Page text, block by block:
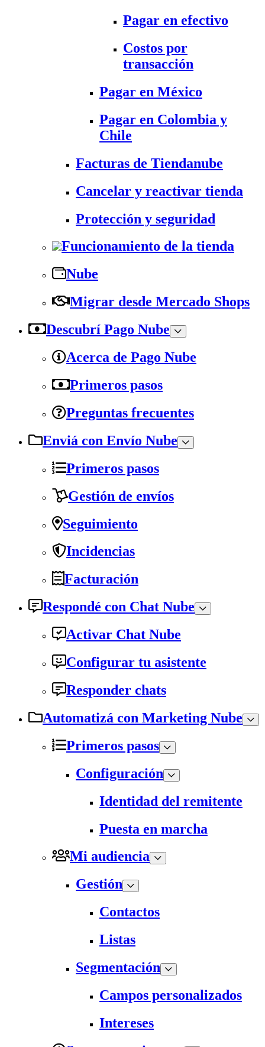
Pagar en efectivo
Costos por
transacción
Pagar en México
Pagar en Colombia y
Chile
Facturas de Tiendanube
Cancelar y reactivar tienda
Protección y seguridad
Funcionamiento de la tienda
Nube
Migrar desde Mercado Shops
Descubrí Pago Nube
Acerca de Pago Nube
Primeros pasos
Preguntas frecuentes
Enviá con Envío Nube
Primeros pasos
Gestión de envíos
Seguimiento
Incidencias
Facturación
Respondé con Chat Nube
Activar Chat Nube
Configurar tu asistente
Responder chats
Automatizá con Marketing Nube
Primeros pasos
Configuración
Identidad del remitente
Puesta en marcha
Mi audiencia
Gestión
Contactos
Listas
Segmentación
Campos personalizados
Intereses